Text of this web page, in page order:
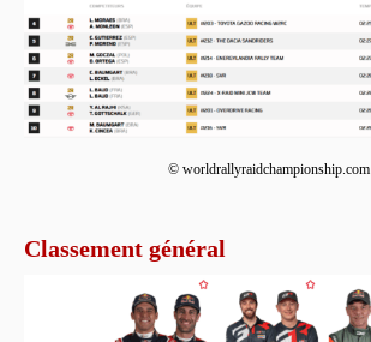
© worldrallyraidchampionship.com
Classement général